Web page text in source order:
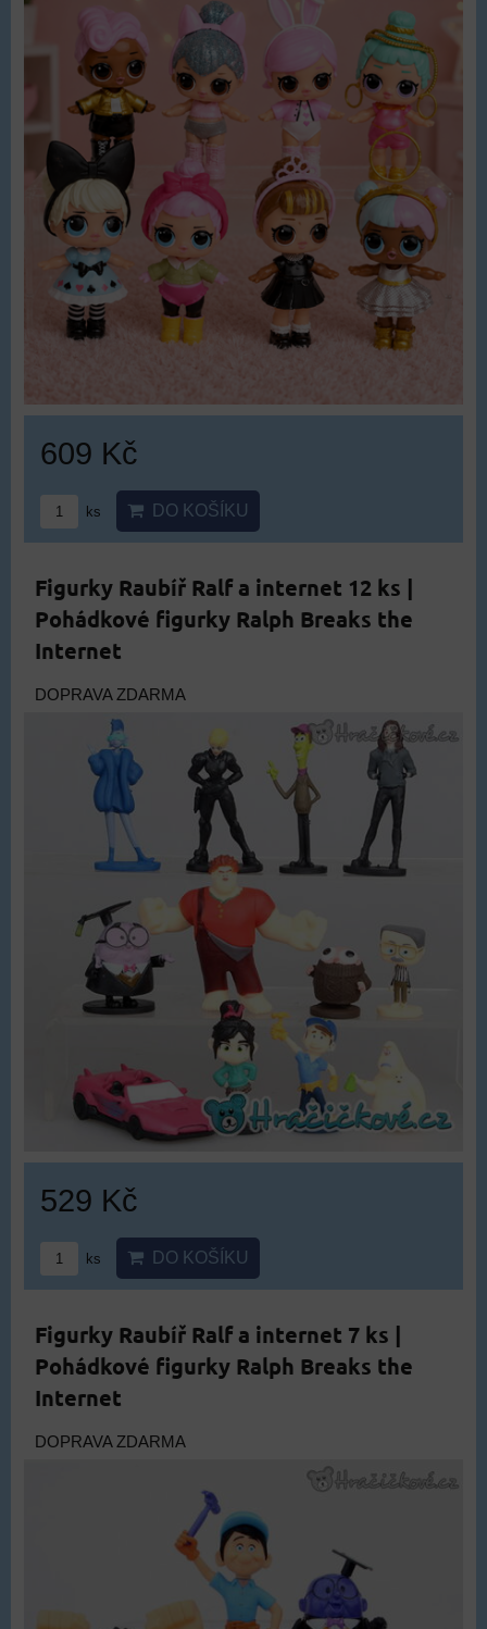
609 Kč
ks DO KOŠÍKU
Figurky Raubíř Ralf a internet 12 ks |
Pohádkové figurky Ralph Breaks the
Internet
DOPRAVA ZDARMA
529 Kč
ks DO KOŠÍKU
Figurky Raubíř Ralf a internet 7 ks |
Pohádkové figurky Ralph Breaks the
Internet
DOPRAVA ZDARMA